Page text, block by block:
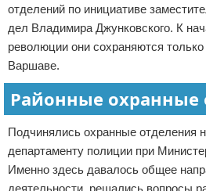
отделений по инициативе
дел Владимира Джунковского. К
революции они сохраняются
Варшаве.
Районные охранные
Подчинялись охранные отделения
департаменту полиции при
Именно здесь давалось общее
деятельности, решались вопросы